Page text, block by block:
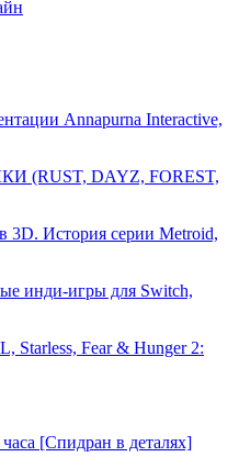
Annapurna Interactive,
DAYZ, FOREST,
3D. История серии Metroid,
инди-игры для Switch,
Fear & Hunger 2:
[Спидран в деталях]